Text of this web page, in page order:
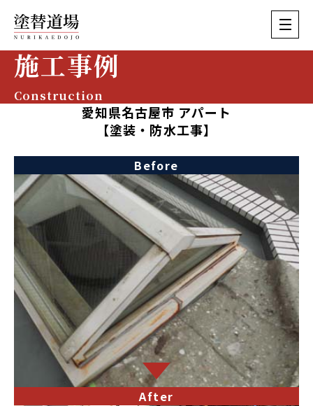
施工事例
Construction
愛知県名古屋市 アパート
【塗装・防水工事】
Before
After